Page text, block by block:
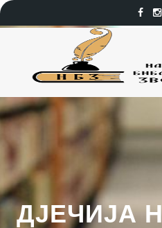
ДЈЕЧИЈА